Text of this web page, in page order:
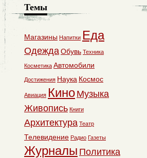
Темы
Магазины Напитки Еда
ОдеждаОбувь Техника
Косметика Автомобили
Достижения Наука Космос
Авиация Кино Музыка
Живопись Книги
Архитектура Театр
Телевидение Радио Газеты
Журналы Политика